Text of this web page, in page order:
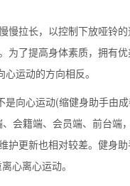
拉长，以控制下放哑铃
了提高身体素质，拥有
运动的方向相反。
心运动(缩健身助手由
会籍端、会员端、前台端
更新也相对较差。健身助
心离心运动。